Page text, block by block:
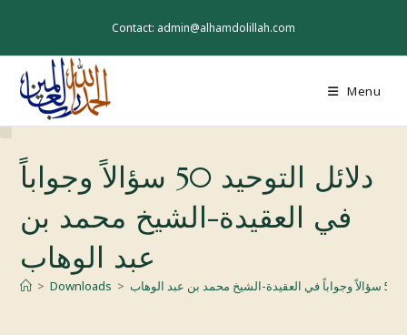
Contact: admin@alhamdolillah.com
Menu
دلائل التوحيد 50 سؤالاً وجواباً
في العقيدة-الشيخ محمد بن
عبد الوهاب
> Downloads >